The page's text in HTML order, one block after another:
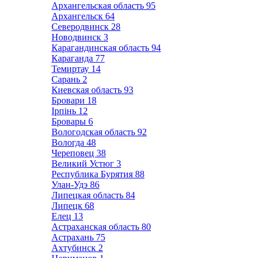
Архангельская область 95
Архангельск 64
Северодвинск 28
Новодвинск 3
Карагандинская область 94
Караганда 77
Темиртау 14
Сарань 2
Киевская область 93
Бровари 18
Ірпінь 12
Бровары 6
Вологодская область 92
Вологда 48
Череповец 38
Великий Устюг 3
Республика Бурятия 88
Улан-Удэ 86
Липецкая область 84
Липецк 68
Елец 13
Астраханская область 80
Астрахань 75
Ахтубинск 2